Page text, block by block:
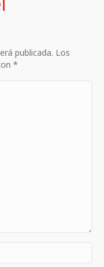
publicada. Los
*